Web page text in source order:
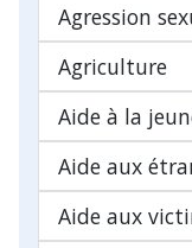
Agression
Agriculture
Aide à la
Aide aux
Aide aux